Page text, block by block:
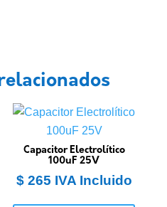
Capacitor Electrolítico
100uF 25V
$265 IVA Incluido